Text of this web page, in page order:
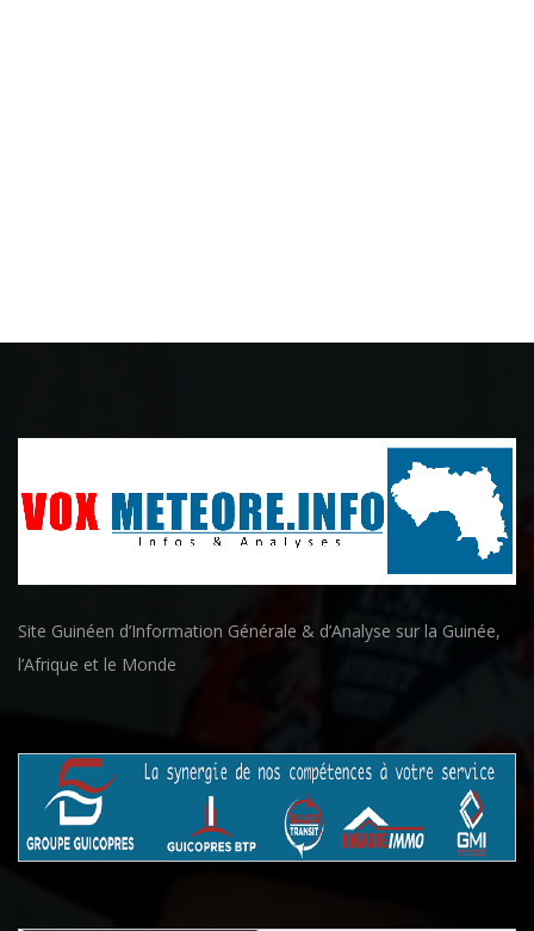
Site Guinéen d’Information Générale & d’Analyse sur la Guinée,
l’Afrique et le Monde